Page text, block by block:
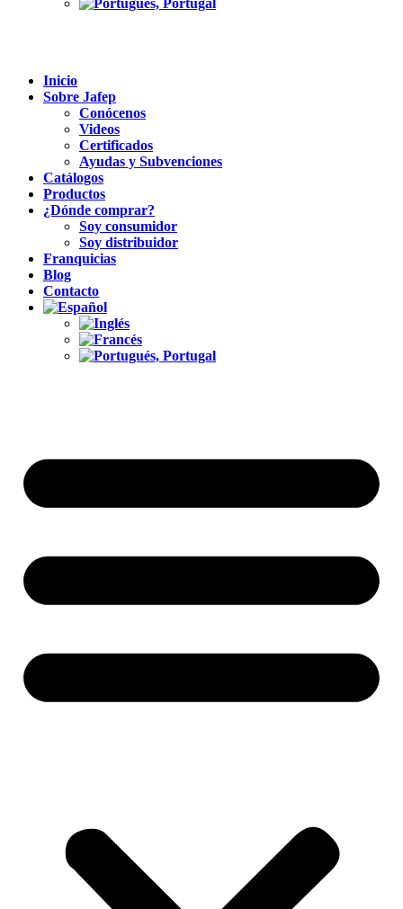
Inicio
Sobre Jafep
Conócenos
Videos
Certificados
Ayudas y Subvenciones
Catálogos
Productos
¿Dónde comprar?
Soy consumidor
Soy distribuidor
Franquicias
Blog
Contacto